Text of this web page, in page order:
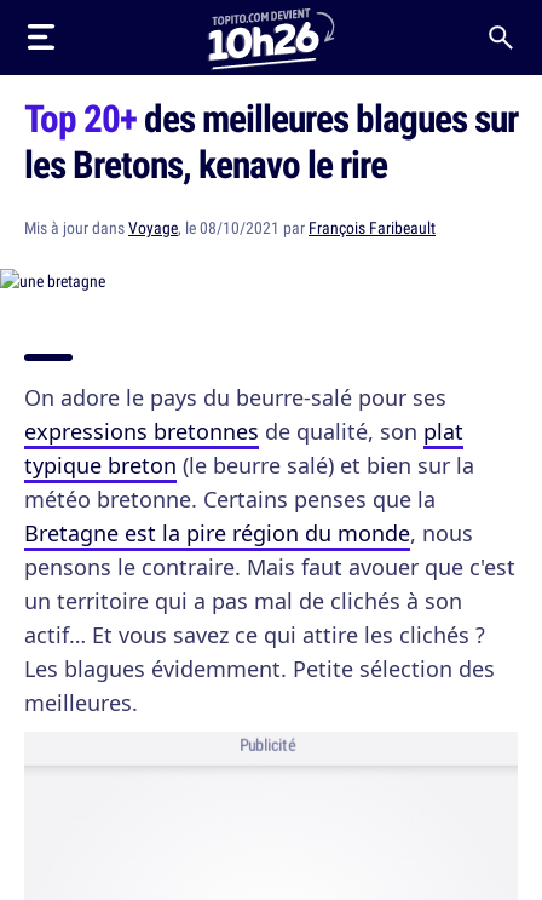
Top 20+des meilleures blagues sur
les Bretons, kenavo le rire
Mis à jour dansVoyage, le 08/10/2021 par François Faribeault
On adore le pays du beurre-salé pour ses
expressions bretonnes de qualité, son plat
typique breton (le beurre salé) et bien sur la
météo bretonne. Certains penses que la
Bretagne est la pire région du monde, nous
pensons le contraire. Mais faut avouer que c'est
un territoire qui a pas mal de clichés à son
actif… Et vous savez ce qui attire les clichés ?
Les blagues évidemment. Petite sélection des
meilleures.
Publicité